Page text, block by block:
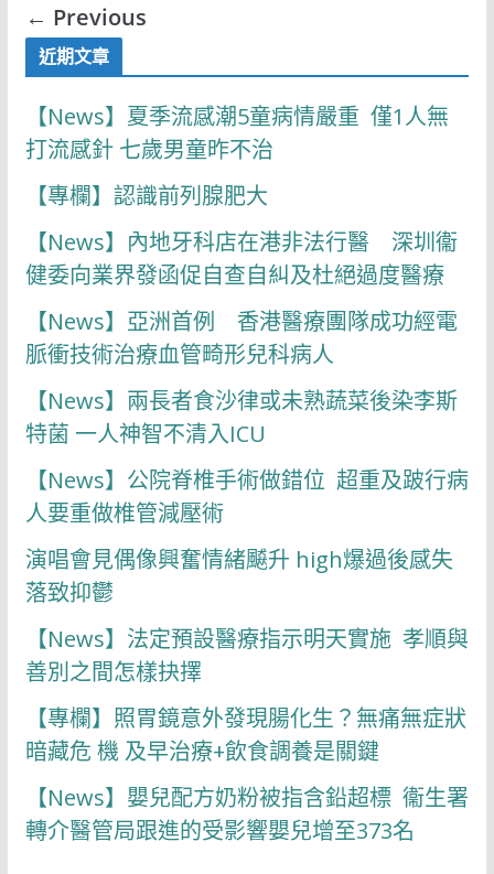
← Previous
近期文章
【News】夏季流感潮5童病情嚴重 僅1人無
打流感針 七歲男童昨不治
【專欄】認識前列腺肥大
【News】內地牙科店在港非法行醫 深圳衞
健委向業界發函促自查自糾及杜絕過度醫療
【News】亞洲首例 香港醫療團隊成功經電
脈衝技術治療血管畸形兒科病人
【News】兩長者食沙律或未熟蔬菜後染李斯
特菌 一人神智不清入ICU
【News】公院脊椎手術做錯位 超重及跛行病
人要重做椎管減壓術
演唱會見偶像興奮情緒飇升 high爆過後感失
落致抑鬱
【News】法定預設醫療指示明天實施 孝順與
善別之間怎樣抉擇
【專欄】照胃鏡意外發現腸化生？無痛無症狀
暗藏危 機 及早治療+飲食調養是關鍵
【News】嬰兒配方奶粉被指含鉛超標 衞生署
轉介醫管局跟進的受影響嬰兒增至373名